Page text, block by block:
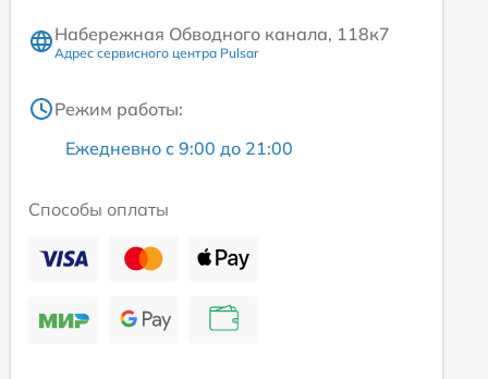
Набережная Обводного канала, 118к7
Адрес сервисного центра Pulsar
Режим работы:
Ежедневно с 9:00 до 21:00
Способы оплаты